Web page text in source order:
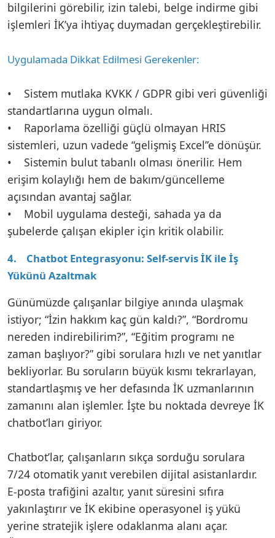
bilgilerini görebilir, izin talebi, belge indirme gibi
işlemleri İK’ya ihtiyaç duymadan gerçekleştirebilir.
Uygulamada Dikkat Edilmesi Gerekenler:
• Sistem mutlaka KVKK / GDPR gibi veri güvenliği
standartlarına uygun olmalı.
• Raporlama özelliği güçlü olmayan HRIS
sistemleri, uzun vadede “gelişmiş Excel”e dönüşür.
• Sistemin bulut tabanlı olması önerilir. Hem
erişim kolaylığı hem de bakım/güncelleme
açısından avantaj sağlar.
• Mobil uygulama desteği, sahada ya da
şubelerde çalışan ekipler için kritik olabilir.
4. Chatbot Entegrasyonu: Self-servis İK ile İş
Yükünü Azaltmak
Günümüzde çalışanlar bilgiye anında ulaşmak
istiyor; “İzin hakkım kaç gün kaldı?”, “Bordromu
nereden indirebilirim?”, “Eğitim programı ne
zaman başlıyor?” gibi sorulara hızlı ve net yanıtlar
bekliyorlar. Bu soruların büyük kısmı tekrarlayan,
standartlaşmış ve her defasında İK uzmanlarının
zamanını alan işlemler. İşte bu noktada devreye İK
chatbot’ları giriyor.
Chatbot’lar, çalışanların sıkça sorduğu sorulara
7/24 otomatik yanıt verebilen dijital asistanlardır.
E-posta trafiğini azaltır, yanıt süresini sıfıra
yakınlaştırır ve İK ekibine operasyonel iş yükü
yerine stratejik işlere odaklanma alanı açar.